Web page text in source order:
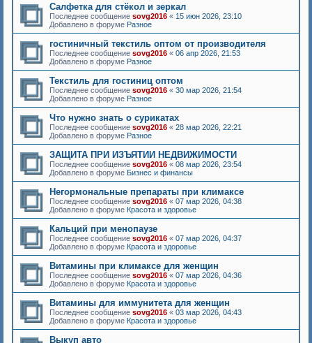
Салфетка для стёкол и зеркал
Последнее сообщение sovg2016 « 15 июн 2026, 23:10
Добавлено в форуме Разное
гостиничный текстиль оптом от производителя
Последнее сообщение sovg2016 « 06 апр 2026, 21:53
Добавлено в форуме Разное
Текстиль для гостиниц оптом
Последнее сообщение sovg2016 « 30 мар 2026, 21:54
Добавлено в форуме Разное
Что нужно знать о сурикатах
Последнее сообщение sovg2016 « 28 мар 2026, 22:21
Добавлено в форуме Разное
ЗАЩИТА ПРИ ИЗЪЯТИИ НЕДВИЖИМОСТИ
Последнее сообщение sovg2016 « 08 мар 2026, 23:54
Добавлено в форуме Бизнес и финансы
Негормональные препараты при климаксе
Последнее сообщение sovg2016 « 07 мар 2026, 04:38
Добавлено в форуме Красота и здоровье
Кальций при менопаузе
Последнее сообщение sovg2016 « 07 мар 2026, 04:37
Добавлено в форуме Красота и здоровье
Витамины при климаксе для женщин
Последнее сообщение sovg2016 « 07 мар 2026, 04:36
Добавлено в форуме Красота и здоровье
Витамины для иммунитета для женщин
Последнее сообщение sovg2016 « 03 мар 2026, 04:43
Добавлено в форуме Красота и здоровье
Выкуп авто